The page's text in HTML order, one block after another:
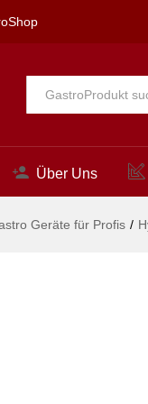
Alle
Über Uns
Geräte für Profis /